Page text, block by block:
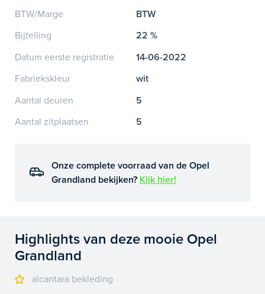
BTW/Marge
BTW
Bijtelling
22 %
Datum eerste registratie
14-06-2022
Fabriekskleur
wit
Aantal deuren
5
Aantal zitplaatsen
5
Onze complete voorraad van de Opel
Grandland bekijken? Klik hier!
Highlights van deze mooie Opel
Grandland
alcantara bekleding